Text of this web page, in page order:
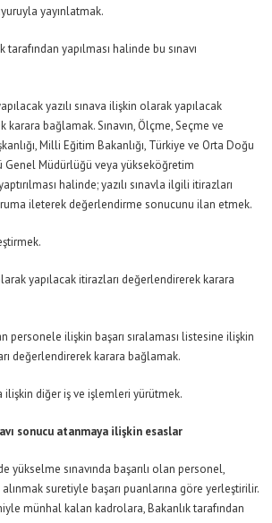
yayınlatmak.
tarafından yapılması halinde bu sınavı
yazılı sınava ilişkin olarak yapılacak
bağlamak. Sınavın, Ölçme, Seçme ve
Milli Eğitim Bakanlığı, Türkiye ve Orta Doğu
Genel Müdürlüğü veya yükseköğretim
halinde; yazılı sınavla ilgili itirazları
ileterek değerlendirme sonucunu ilan etmek.
yapılacak itirazları değerlendirerek karara
personele ilişkin başarı sıralaması listesine ilişkin
değerlendirerek karara bağlamak.
ilişkin diğer iş ve işlemleri yürütmek.
sonucu atanmaya ilişkin esaslar
yükselme sınavında başarılı olan personel,
suretiyle başarı puanlarına göre yerleştirilir.
münhal kalan kadrolara, Bakanlık tarafından